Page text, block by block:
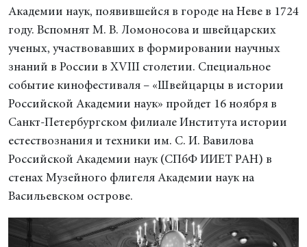
Академии наук, появившейся в городе на Неве в 1724
году. Вспомнят М. В. Ломоносова и швейцарских
ученых, участвовавших в формировании научных
знаний в России в XVIII столетии. Специальное
событие кинофестиваля – «Швейцарцы в истории
Российской Академии наук» пройдет 16 ноября в
Санкт-Петербургском филиале Института истории
естествознания и техники им. С. И. Вавилова
Российской Академии наук (СПбФ ИИЕТ РАН) в
стенах Музейного флигеля Академии наук на
Васильевском острове.